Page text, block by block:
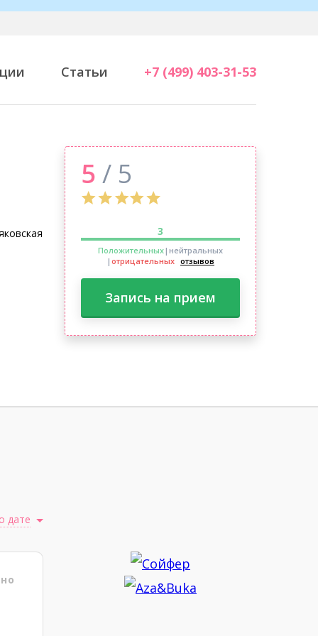
Статьи +7 (499) 403-31-53
5 / 5
3
Положительных|нейтральных
| отрицательных отзывов
Запись на прием
дате